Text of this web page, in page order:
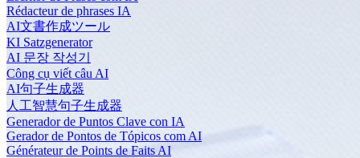
Rédacteur de phrases IA
AI文書作成ツール
KI Satzgenerator
AI 문장 작성기
Công cụ viết câu AI
AI句子生成器
人工智慧句子生成器
Generador de Puntos Clave con IA
Gerador de Pontos de Tópicos com AI
Générateur de Points de Faits AI